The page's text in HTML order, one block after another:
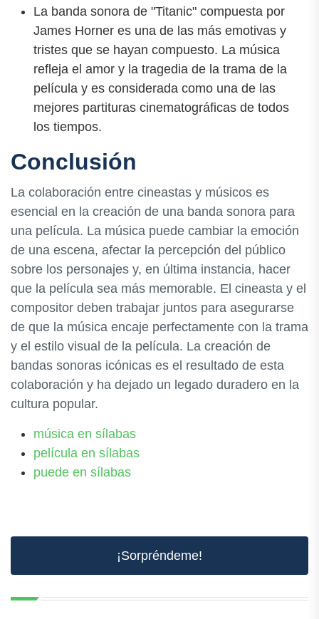
La banda sonora de "Titanic" compuesta por
James Horner es una de las más emotivas y
tristes que se hayan compuesto. La música
refleja el amor y la tragedia de la trama de la
película y es considerada como una de las
mejores partituras cinematográficas de todos
los tiempos.
Conclusión
La colaboración entre cineastas y músicos es
esencial en la creación de una banda sonora para
una película. La música puede cambiar la emoción
de una escena, afectar la percepción del público
sobre los personajes y, en última instancia, hacer
que la película sea más memorable. El cineasta y el
compositor deben trabajar juntos para asegurarse
de que la música encaje perfectamente con la trama
y el estilo visual de la película. La creación de
bandas sonoras icónicas es el resultado de esta
colaboración y ha dejado un legado duradero en la
cultura popular.
música en sílabas
película en sílabas
puede en sílabas
¡Sorpréndeme!